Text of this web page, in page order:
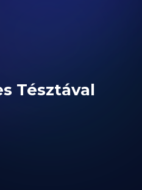
Tésztával